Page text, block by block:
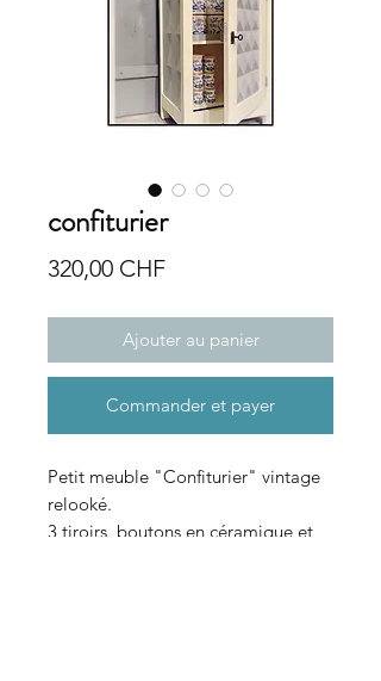
confiturier
320,00 CHFPrix
Ajouter au panier
Commander et payer
Petit meuble "Confiturier" vintage
relooké.
3 tiroirs, boutons en céramique et